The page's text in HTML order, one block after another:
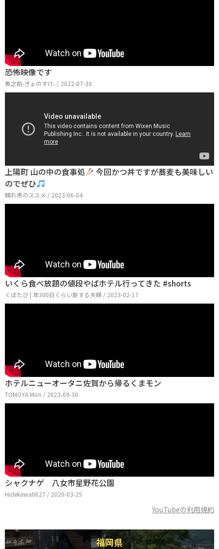
恐怖映像です
魚之助-ぎょのすけ- / 2022-07-30
上陽町 山の中の食事処
今回かつ丼ですが蕎麦も美味しい
のでぜひ
晴れ男のススメ / 2023-06-04
いくら食べ放題の値段やばホテル行ってきた #shorts
くぼたび | 年300日くらい旅する夫婦 / 2023-02-17
ホテルニューオータニ佐賀から帰るくまモン
TOMOYA Mon / 2023-09-30
シャクナゲ 八女市星野花公園
Hidekawa0627 / 2020-03-25
YouTubeの利用規約
福岡県